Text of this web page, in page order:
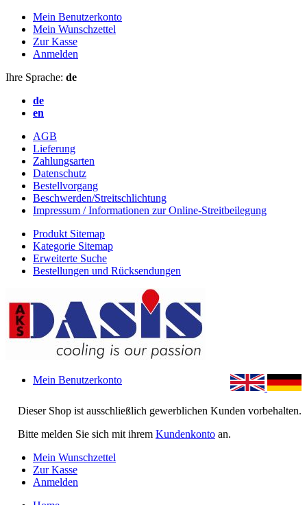
Mein Benutzerkonto
Mein Wunschzettel
Zur Kasse
Anmelden
Ihre Sprache: de
de
en
AGB
Lieferung
Zahlungsarten
Datenschutz
Bestellvorgang
Beschwerden/Streitschlichtung
Impressum / Informationen zur Online-Streitbeilegung
Produkt Sitemap
Kategorie Sitemap
Erweiterte Suche
Bestellungen und Rücksendungen
Dieser Shop ist ausschließlich gewerblichen Kunden vorbehalten.
Bitte melden Sie sich mit ihrem Kundenkonto an.
Mein Benutzerkonto
Mein Wunschzettel
Zur Kasse
Anmelden